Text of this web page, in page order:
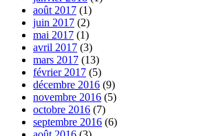
août 2017 (1)
juin 2017 (2)
mai 2017 (1)
avril 2017 (3)
mars 2017 (13)
février 2017 (5)
décembre 2016 (9)
novembre 2016 (5)
octobre 2016 (7)
septembre 2016 (6)